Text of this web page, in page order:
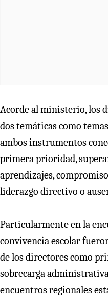
Acorde al ministerio, los
dos temáticas como
ambos instrumentos
primera prioridad,
aprendizajes,
liderazgo directivo o
Particularmente en la
convivencia escolar
de los directores como
sobrecarga
encuentros regionales